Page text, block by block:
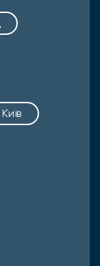
Київ